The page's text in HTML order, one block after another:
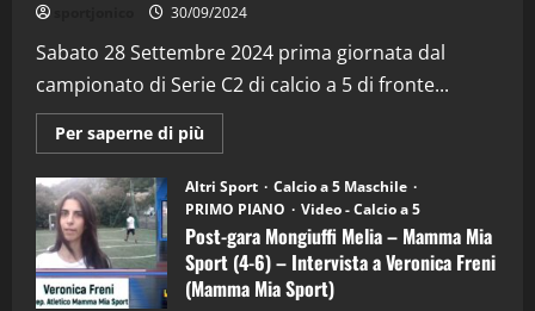
30/09/2024
Sabato 28 Settembre 2024 prima giornata dal
campionato di Serie C2 di calcio a 5 di fronte...
Per saperne di più
informazioni
Post-
gara
Mongiuffi
Melia
–
Mamma
Mia
Sport
Altri Sport
Calcio a 5 Maschile
PRIMO PIANO
Video - Calcio a 5
Post-gara Mongiuffi Melia – Mamma Mia
Sport (4-6) – Intervista a Veronica Freni
(Mamma Mia Sport)
2
“SportEmpire” in Podcast: 29^ Puntata
(Martedi 28 Aprile 2026)
28/04/2026
3
"SportEmpire" in Podcast
“SportEmpire” in Podcast: 28^ Puntata
(Martedi 21 Aprile 2026)
21/04/2026